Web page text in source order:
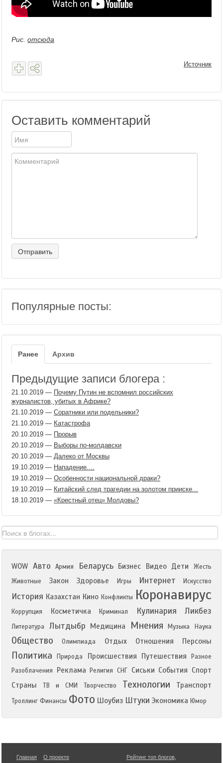
Рис. отсюда
Источник
Оставить комментарий
Популярные посты:
Ранее Архив
Предыдущие записи блогера :
21.10.2019 — Почему Путин не вспомнил российских
журналистов, убитых в Африке?
21.10.2019 — Соратники или подельники?
21.10.2019 — Катастрофа
20.10.2019 — Прорыв
20.10.2019 — Выборы по-молдавски
20.10.2019 — Далеко от Москвы
19.10.2019 — Нападение....
19.10.2019 — Особенности национальной драки?
19.10.2019 — Китайский след трагедии на золотом прииске...
18.10.2019 — «Крестный отец» Молдовы?
WOW Авто Армия Беларусь Бизнес Видео Дети
Жесть
Животные
Закон Здоровье Игры Интернет Искусство
История Казахстан Кино Конфликты Коронавирус
Коррупция Косметичка Криминал Кулинария Ликбез
Литература Лытдыбр Медицина Мнения Музыка Наука
Общество Олимпиада Отдых Отношения Персоны
Политика Природа Происшествия Путешествия
Разное
Разоблачения
Реклама Религия СНГ Сиськи События Спорт
Страны
ТВ и СМИ Творчество Технологии Транспорт
Троллинг Финансы Фото Шоубиз Штуки Экономика Юмор
Главная
О проекте
Рейтинг топ блогов